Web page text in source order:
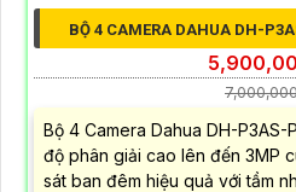
BỘ 4 CAMERA DAHUA DH-
Bộ 4 Camera Dahua DH-
độ phân giải cao lên đến 3MP
sát ban đêm hiệu quả với tầm